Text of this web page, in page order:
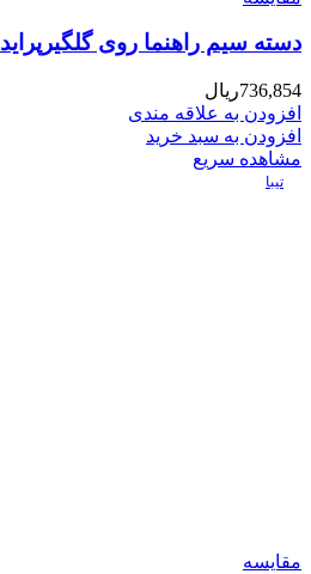
دسته سیم راهنما روی گلگیرپراید
736,854ریال
افزودن به علاقه مندی
افزودن به سبد خرید
مشاهده سریع
تیبا
مقایسه